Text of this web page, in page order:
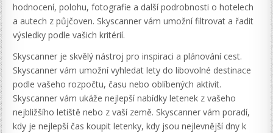
hodnocení, polohu, fotografie a další podrobnosti o hotelech
a autech z půjčoven. Skyscanner vám umožní filtrovat a řadit
výsledky podle vašich kritérií.
Skyscanner je skvělý nástroj pro inspiraci a plánování cest.
Skyscanner vám umožní vyhledat lety do libovolné destinace
podle vašeho rozpočtu, času nebo oblíbených aktivit.
Skyscanner vám ukáže nejlepší nabídky letenek z vašeho
nejbližšího letiště nebo z vaší země. Skyscanner vám poradí,
kdy je nejlepší čas koupit letenky, kdy jsou nejlevnější dny k